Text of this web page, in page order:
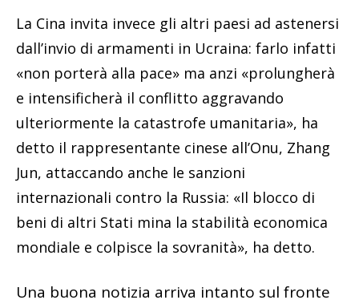
La Cina invita invece gli altri paesi ad astenersi
dall’invio di armamenti in Ucraina: farlo infatti
«non porterà alla pace» ma anzi «prolungherà
e intensificherà il conflitto aggravando
ulteriormente la catastrofe umanitaria», ha
detto il rappresentante cinese all’Onu, Zhang
Jun, attaccando anche le sanzioni
internazionali contro la Russia: «Il blocco di
beni di altri Stati mina la stabilità economica
mondiale e colpisce la sovranità», ha detto.
Una buona notizia arriva intanto sul fronte